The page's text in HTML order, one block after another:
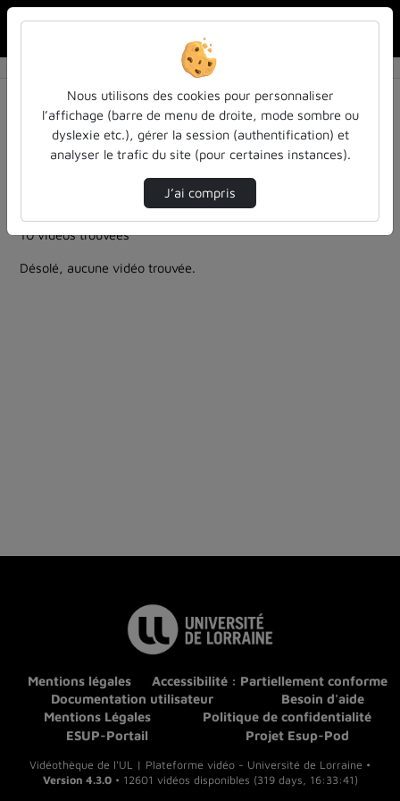
Résultats de la recherche
Filtres actifs (cliquer pour en retirer) :
ia-lintelligence-artificielle-approches-et-usages-a-
10 vidéos trouvées
Désolé, aucune vidéo trouvée.
Mentions légales
Accessibilité : Partiellement conforme
Documentation utilisateur
Besoin d'aide
Mentions Légales
Politique de confidentialité
ESUP-Portail
Projet Esup-Pod
Vidéothèque de l'UL | Plateforme vidéo - Université de Lorraine •
Version 4.3.0• 12601 vidéos disponibles (319 days, 16:33:41)
Nous utilisons des cookies pour personnaliser
l’affichage (barre de menu de droite, mode sombre ou
dyslexie etc.), gérer la session (authentification) et
analyser le trafic du site (pour certaines instances).
J’ai compris